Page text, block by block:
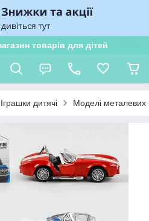
товарів для дітей
Іграшки дитячі Моделі